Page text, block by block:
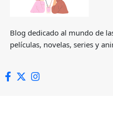
Blog dedicado al mundo de
películas, novelas, series y